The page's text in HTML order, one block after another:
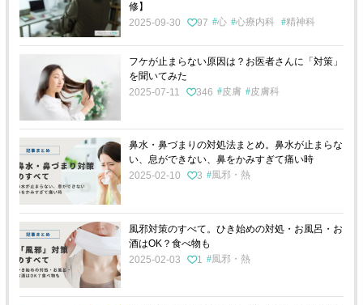
修】
2025-09-30
97 心 心療内科 精神科
フケが止まらない原因は？お医者さんに「対策」
を聞いてみた
2025-07-11
346 皮膚 皮膚科
鼻水・鼻づまりの対処法まとめ。鼻水が止まらな
い、息ができない、鼻をかみすぎて痛い時
2025-02-10
3 風邪・熱
風邪対策のすべて。ひき始めの対処・お風呂・お
酒はOK？食べ物も
2025-02-03
1 風邪・熱